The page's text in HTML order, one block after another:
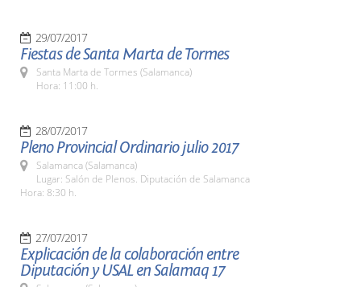
29/07/2017
Fiestas de Santa Marta de Tormes
Santa Marta de Tormes (Salamanca)
Hora: 11:00 h.
28/07/2017
Pleno Provincial Ordinario julio 2017
Salamanca (Salamanca)
Lugar: Salón de Plenos. Diputación de Salamanca
Hora: 8:30 h.
27/07/2017
Explicación de la colaboración entre
Diputación y USAL en Salamaq 17